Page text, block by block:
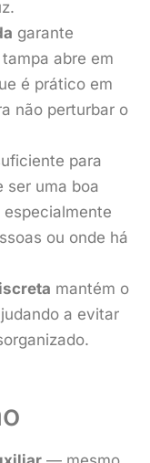
garante
abre em
é prático em
não perturbar o
para
ser uma boa
ou onde há
mantém o
a evitar